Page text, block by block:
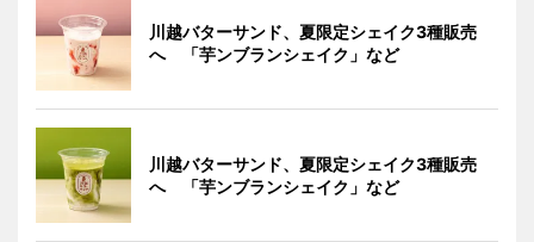
川越バターサンド、夏限定シェイク3種販売
へ 「芋ンブランシェイク」など
川越バターサンド、夏限定シェイク3種販売
へ 「芋ンブランシェイク」など